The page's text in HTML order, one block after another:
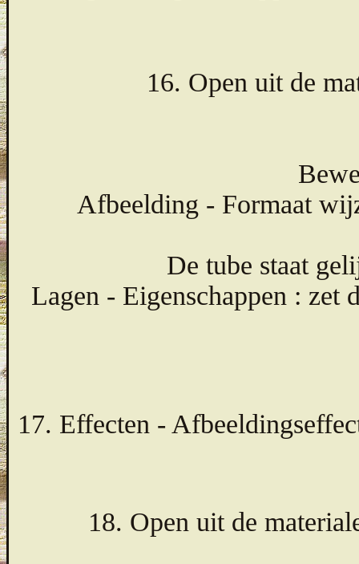
16. Open uit de
Afbeelding - Formaat
De tube staat
Lagen - Eigenschappen : zet
17. Effecten -
18. Open uit de